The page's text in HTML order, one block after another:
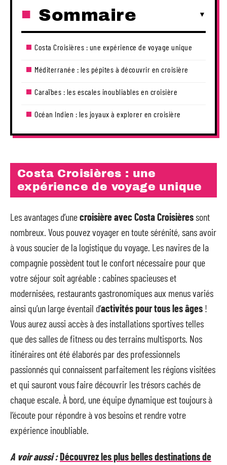
Sommaire
Costa Croisières : une expérience de voyage unique
Méditerranée : les pépites à découvrir en croisière
Caraïbes : les escales inoubliables en croisière
Océan Indien : les joyaux à explorer en croisière
Costa Croisières : une
expérience de voyage unique
Les avantages d’unecroisière avec Costa Croisièressont
nombreux. Vous pouvez voyager en toute sérénité, sans avoir
à vous soucier de la logistique du voyage. Les navires de la
compagnie possèdent tout le confort nécessaire pour que
votre séjour soit agréable : cabines spacieuses et
modernisées, restaurants gastronomiques aux menus variés
ainsi qu’un large éventail d’activités pour tous les âges !
Vous aurez aussi accès à des installations sportives telles
que des salles de fitness ou des terrains multisports. Nos
itinéraires ont été élaborés par des professionnels
passionnés qui connaissent parfaitement les régions visitées
et qui sauront vous faire découvrir les trésors cachés de
chaque escale. À bord, une équipe dynamique est toujours à
l’écoute pour répondre à vos besoins et rendre votre
expérience inoubliable.
A voir aussi :Découvrez les plus belles destinations de